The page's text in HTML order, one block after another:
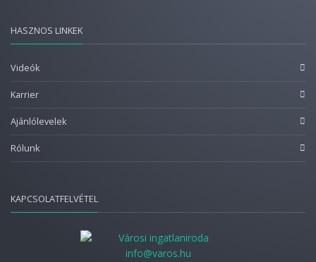
HASZNOS LINKEK
Videók
Karrier
Ajánlólevelek
Rólunk
KAPCSOLATFELVÉTEL
info@varos.hu